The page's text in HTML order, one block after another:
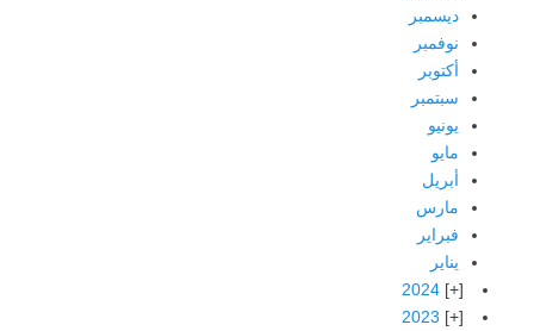
ديسمبر
نوفمبر
أكتوبر
سبتمبر
يونيو
مايو
أبريل
مارس
فبراير
يناير
2024
2023